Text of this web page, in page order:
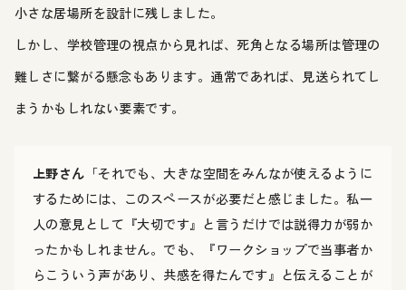
小さな居場所を設計に残しました。
しかし、学校管理の視点から見れば、死角となる場所は管理の
難しさに繋がる懸念もあります。通常であれば、見送られてし
まうかもしれない要素です。
上野さん 「それでも、大きな空間をみんなが使えるように
するためには、このスペースが必要だと感じました。私一
人の意見として『大切です』と言うだけでは説得力が弱か
ったかもしれません。でも、『ワークショップで当事者か
らこういう声があり、共感を得たんです』と伝えることが